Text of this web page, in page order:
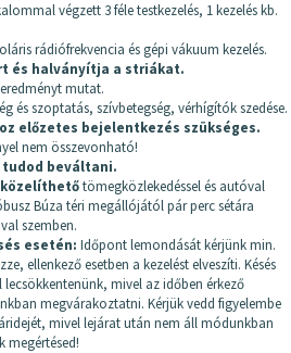
végzett 3 féle testkezelés, 1 kezelés kb.
rádiófrekvencia és gépi vákuum kezelés.
és halványítja a striákat.
mutat.
és szoptatás, szívbetegség, vérhígítók szedése.
előzetes bejelentkezés szükséges.
nem összevonható!
tudod beváltani.
tömegközlekedéssel és autóval
Búza téri megállójától pár perc sétára
szemben.
esetén: Időpont lemondását kérjünk min.
ellenkező esetben a kezelést elveszíti. Késés
lecsökkentenünk, mivel az időben érkező
megvárakoztatni. Kérjük vedd figyelembe
mivel lejárat után nem áll módunkban